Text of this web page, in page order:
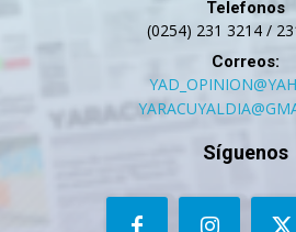
Telefonos
(0254) 231 3214 /
Correos:
Síguenos